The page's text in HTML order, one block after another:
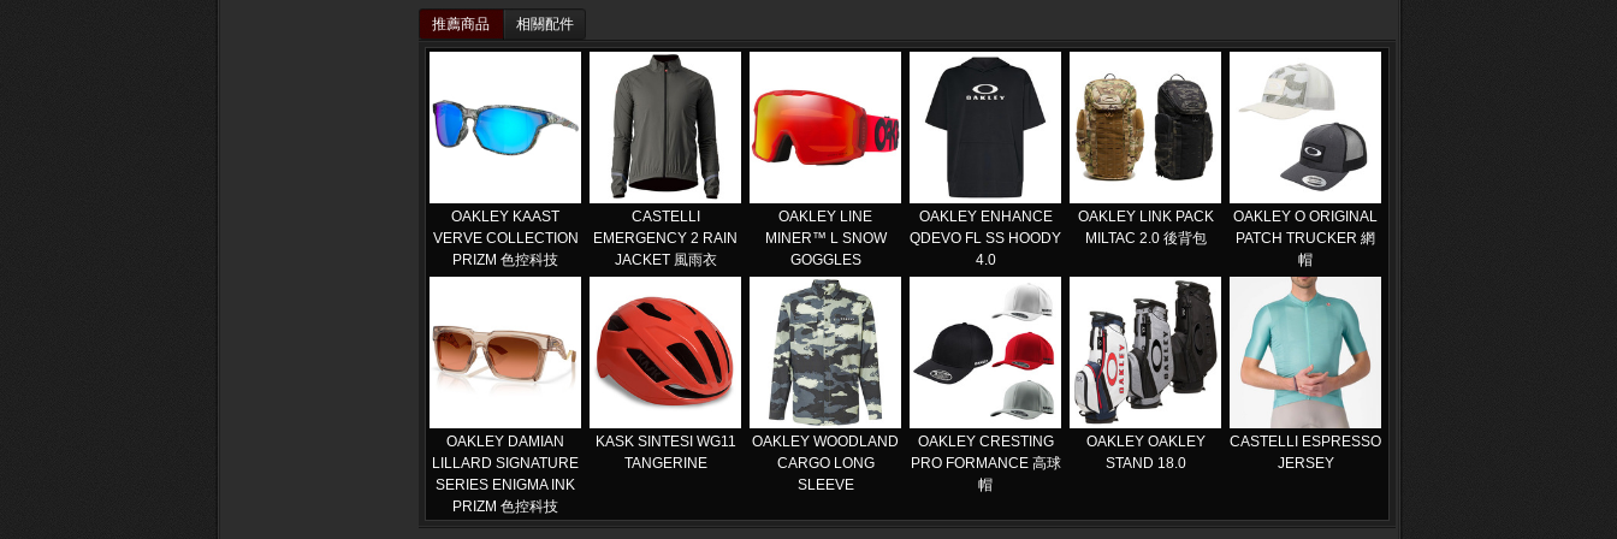
推薦商品 相關配件
OAKLEY KAAST
VERVE COLLECTION
PRIZM 色控科技
CASTELLI
EMERGENCY 2 RAIN
JACKET 風雨衣
OAKLEY LINE
MINER™ L SNOW
GOGGLES
OAKLEY ENHANCE
QDEVO FL SS HOODY
4.0
OAKLEY LINK PACK
MILTAC 2.0 後背包
OAKLEY O ORIGINAL
PATCH TRUCKER 網
帽
OAKLEY DAMIAN
LILLARD SIGNATURE
SERIES ENIGMA INK
PRIZM 色控科技
KASK SINTESI WG11
TANGERINE
OAKLEY WOODLAND
CARGO LONG
SLEEVE
OAKLEY CRESTING
PRO FORMANCE 高球
帽
OAKLEY OAKLEY
STAND 18.0
CASTELLI ESPRESSO
JERSEY